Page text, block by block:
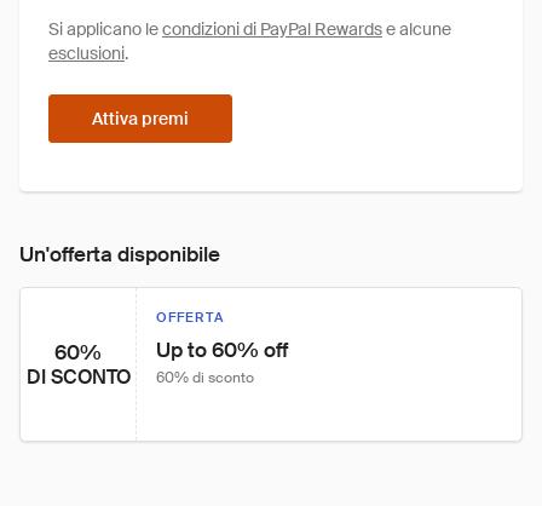
Si applicano lecondizioni di PayPal Rewardse alcune
esclusioni.
Attiva premi
Un'offerta disponibile
60%
DI SCONTO
OFFERTA
Up to 60% off
60% di sconto